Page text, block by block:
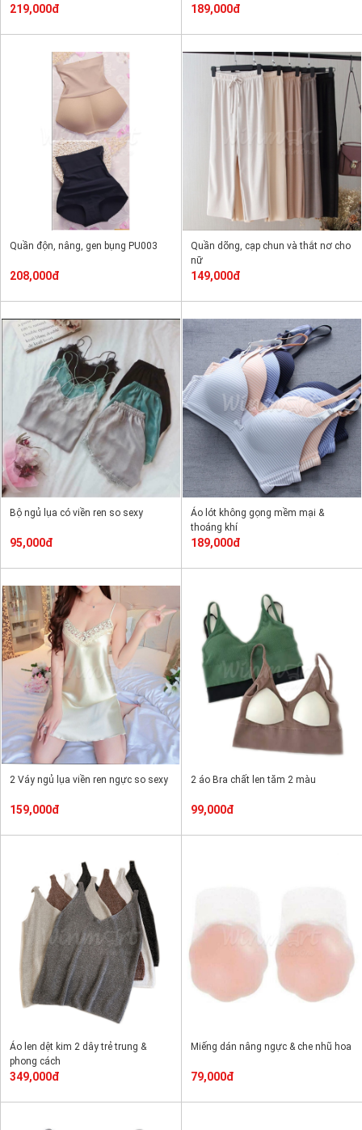
219,000đ 189,000đ
Quần độn, nâng, gen bụng PU003
208,000đ
Quần dõng, cạp chun và thắt nơ cho
nữ
149,000đ
Bộ ngủ lụa có viền ren so sexy
95,000đ
Áo lót không gọng mềm mại &
thoáng khí
189,000đ
2 Váy ngủ lụa viền ren ngực so sexy
159,000đ
2 áo Bra chất len tăm 2 màu
99,000đ
Áo len dệt kim 2 dây trẻ trung &
phong cách
349,000đ
Miếng dán nâng ngực & che nhũ hoa
79,000đ